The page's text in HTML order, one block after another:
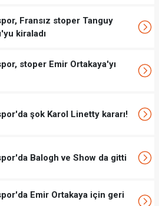
Fransız stoper Tanguy
kiraladı
stoper Emir Ortakaya'yı
şok Karol Linetty kararı!
Balogh ve Show da gitti
Emir Ortakaya için geri